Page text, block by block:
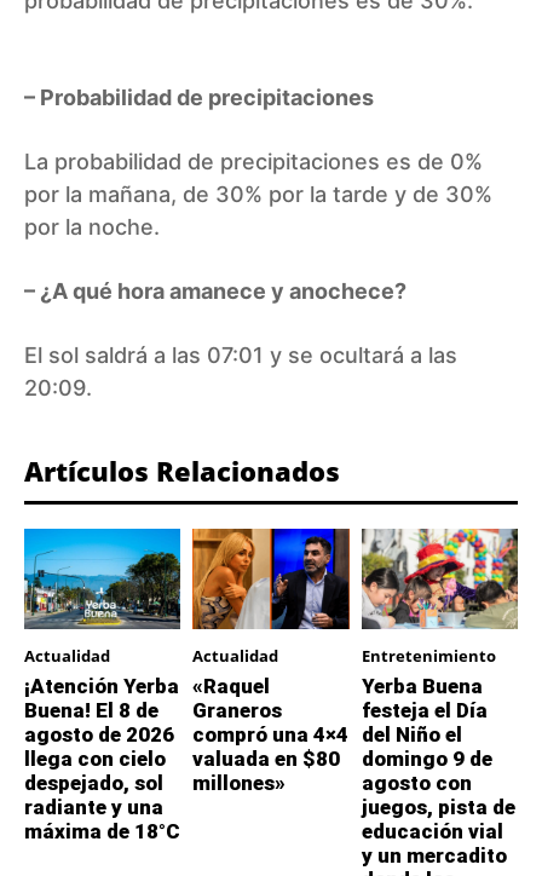
– Probabilidad de precipitaciones
La probabilidad de precipitaciones es de 0%
por la mañana, de 30% por la tarde y de 30%
por la noche.
– ¿A qué hora amanece y anochece?
El sol saldrá a las 07:01 y se ocultará a las
20:09.
Artículos Relacionados
Actualidad
¡Atención Yerba
Buena! El 8 de
agosto de 2026
llega con cielo
despejado, sol
radiante y una
máxima de 18°C
Actualidad
«Raquel
Graneros
compró una 4×4
valuada en $80
millones»
Entretenimiento
Yerba Buena
festeja el Día
del Niño el
domingo 9 de
agosto con
juegos, pista de
educación vial
y un mercadito